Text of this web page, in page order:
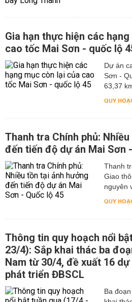
Gia hạn thực hiện các
cao tốc Mai Sơn - quốc lộ
Dự án
Sơn -
63,37
QUY
Thanh tra Chính phủ:
đến tiến độ dự án Mai Sơn
Thanh
Giao
nguyên
QUY
Thông tin quy hoạch nổi
23/4): Sắp khai thác ba
Nam từ 30/4, đề xuất 16 dự
phát triển ĐBSCL
Ba